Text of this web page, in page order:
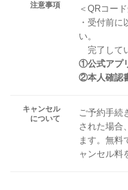
注意事項
＜QRコー
・受付前
い。
完了して
①公式アプ
②本人確認
キャンセル
について
ご予約手続
された場合
ます。無料
ャンセル料